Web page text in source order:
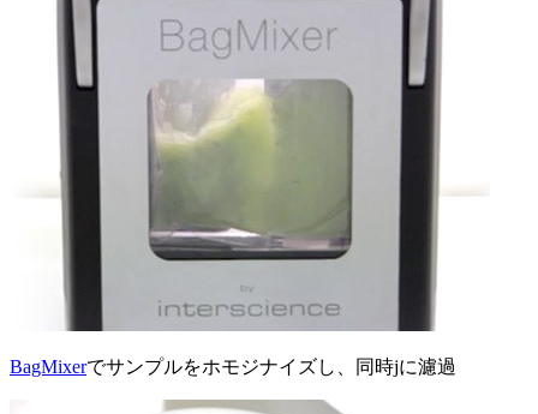
BagMixerでサンプルをホモジナイズし、同時jに濾過